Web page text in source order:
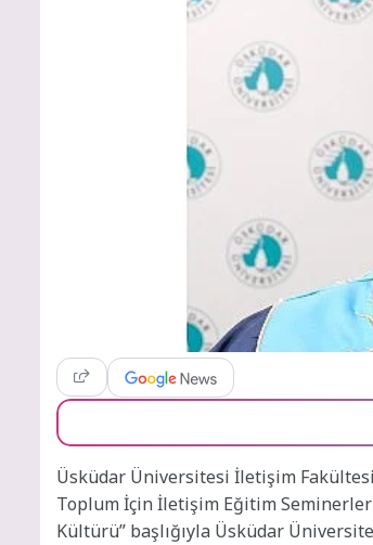
Üsküdar Üniversitesi İletişim
Toplum İçin İletişim Eğitim
Kültürü” başlığıyla Üsküdar